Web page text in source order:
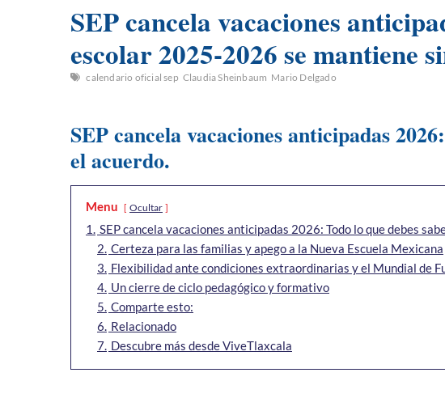
SEP cancela vacaciones
escolar 2025-2026 se mantiene
calendario oficial sep Claudia Sheinbaum Mario Delgado
SEP cancela vacaciones anticipadas
el acuerdo.
Menu Ocultar
1. SEP cancela vacaciones anticipadas 2026: Todo lo que debes
2. Certeza para las familias y apego a la Nueva Escuela Mexicana
3. Flexibilidad ante condiciones extraordinarias y el Mundial de
4. Un cierre de ciclo pedagógico y formativo
5. Comparte esto:
6. Relacionado
7. Descubre más desde ViveTlaxcala